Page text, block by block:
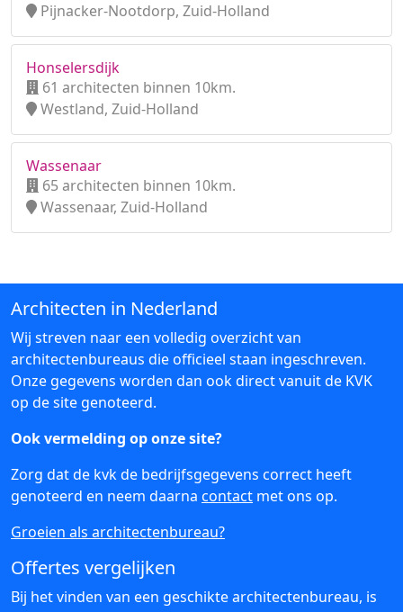
Pijnacker-Nootdorp, Zuid-Holland
Honselersdijk
61 architecten binnen 10km.
Westland, Zuid-Holland
Wassenaar
65 architecten binnen 10km.
Wassenaar, Zuid-Holland
Architecten in Nederland
Wij streven naar een volledig overzicht van
architectenbureaus die officieel staan ingeschreven.
Onze gegevens worden dan ook direct vanuit de KVK
op de site genoteerd.
Ook vermelding op onze site?
Zorg dat de kvk de bedrijfsgegevens correct heeft
genoteerd en neem daarna contact met ons op.
Groeien als architectenbureau?
Offertes vergelijken
Bij het vinden van een geschikte architectenbureau, is